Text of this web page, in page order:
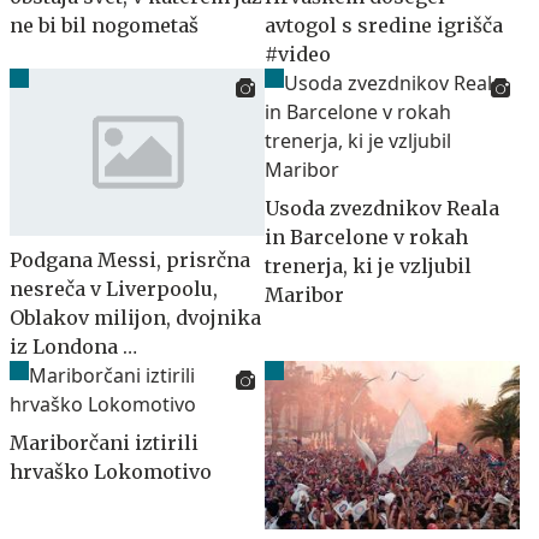
ne bi bil nogometaš
avtogol s sredine igrišča
#video
Podgana Messi, prisrčna
nesreča v Liverpoolu,
Oblakov milijon, dvojnika
iz Londona …
Usoda zvezdnikov Reala
in Barcelone v rokah
trenerja, ki je vzljubil
Maribor
Mariborčani iztirili
hrvaško Lokomotivo